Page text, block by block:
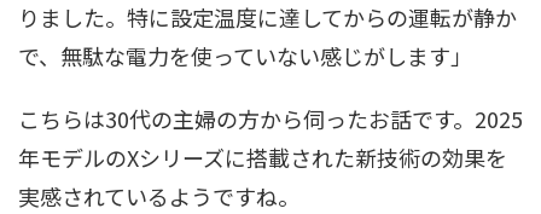
りました。特に設定温度に達してからの運転が静か
で、無駄な電力を使っていない感じがします」
こちらは30代の主婦の方から伺ったお話です。2025
年モデルのXシリーズに搭載された新技術の効果を
実感されているようですね。